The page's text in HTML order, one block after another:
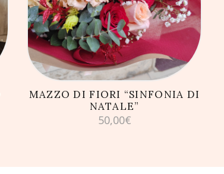
MAZZO DI FIORI “SINFONIA DI
NATALE”
50,00€